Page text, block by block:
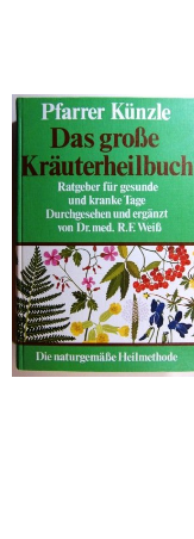
Sellers
Start Selling